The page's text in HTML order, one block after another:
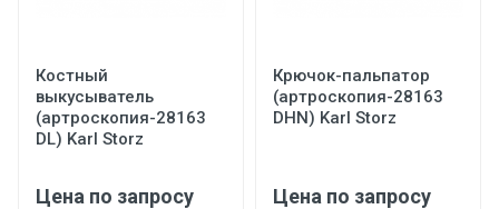
Костный
выкусыватель
(артроскопия-28163
DL) Karl Storz
Цена по запросу
Крючок-пальпатор
(артроскопия-28163
DHN) Karl Storz
Цена по запросу